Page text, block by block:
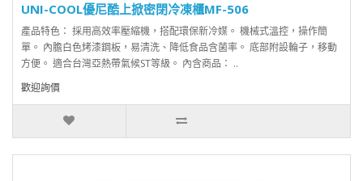
UNI-COOL優尼酷上掀密閉冷凍櫃MF-506
產品特色： 採用高效率壓縮機，搭配環保新冷媒。 機械式溫控，操作簡
單。 內膽白色烤漆鋼板，易清洗、降低食品含菌率。 底部附設輪子，移動
方便。 適合台灣亞熱帶氣候ST等級。 內含商品： ..
歡迎詢價